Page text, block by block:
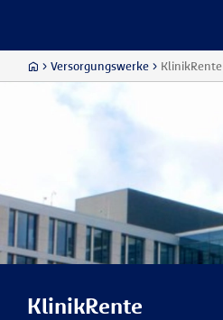
Versorgungswerke KlinikRente
KlinikRente